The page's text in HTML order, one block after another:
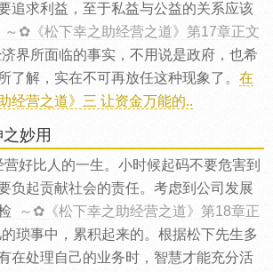
追求利益，至于私益与公益的关系应该
～✿《松下幸之助经营之道》第17章正文
界所面临的事实，不用说是政府，也希
了解，实在不可再放任这种现象了。 在
经营之道》三 让资金万能的..
妙用
营好比人的一生。小时候起码不要危害到
负起贡献社会的责任。考虑到公司发展
～✿《松下幸之助经营之道》第18章正
琐事中，累积起来的。根据松下先生多
在处理自己的业务时，智慧才能充分活